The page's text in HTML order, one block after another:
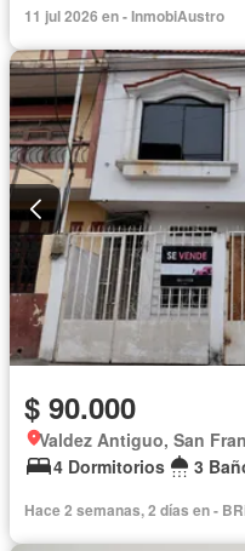
11 jul 2026 en - InmobiAustro
$ 90.000
Valdez Antiguo, San
4 Dormitorios
3
Hace 2 semanas, 2 días en -